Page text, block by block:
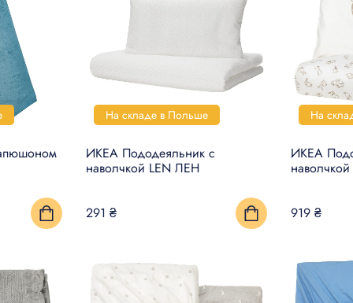
На складе в Польше
ИКЕА Пододеяльник с
наволчкой LEN ЛЕН
291 ₴
На
ИКЕА
919 ₴